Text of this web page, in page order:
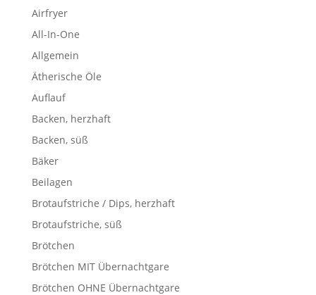
Airfryer
All-In-One
Allgemein
Ätherische Öle
Auflauf
Backen, herzhaft
Backen, süß
Bäker
Beilagen
Brotaufstriche / Dips, herzhaft
Brotaufstriche, süß
Brötchen
Brötchen MIT Übernachtgare
Brötchen OHNE Übernachtgare